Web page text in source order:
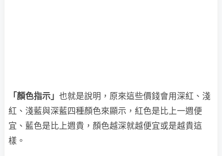
「顏色指示」 也就是說明，原來這些價錢會用深紅、淺
紅、淺藍與深藍四種顏色來顯示，紅色是比上一週便
宜、藍色是比上週貴，顏色越深就越便宜或是越貴這
樣。